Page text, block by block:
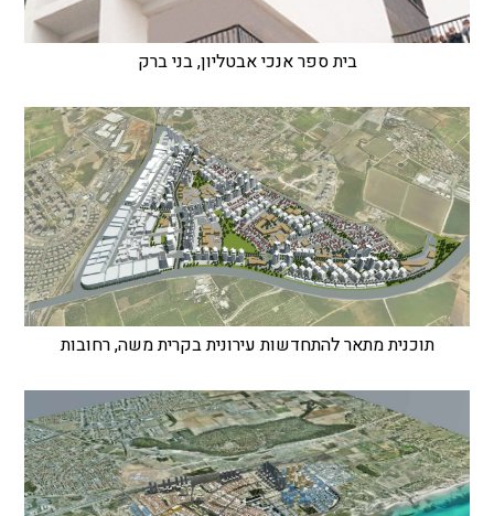
בית ספר אנכי אבטליון, בני ברק
תוכנית מתאר להתחדשות עירונית בקרית משה, רחובות